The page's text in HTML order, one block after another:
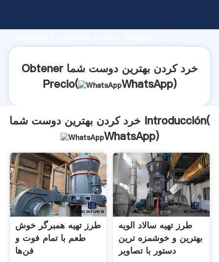
capacidad de producción, fuerza de investigación
بهترین دوست شما proveedor crea el valor y aporta
Obtener خرد کردن بهترین دوست شما
Precio(
WhatsApp)
خرد کردن بهترین دوست شما Introducción(
WhatsApp)
طرز تهیه همبرگر خوش
طعم با تمام فوت و
فن‌ها
طرز تهیه سالاد الویه
بهترین و خوشمزه ترین
دستور با تصاویر